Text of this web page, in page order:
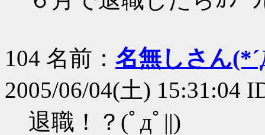
104 名前： 名無しさん
2005/06/04(土) 15:31:04
退職！？(ﾟдﾟ||)